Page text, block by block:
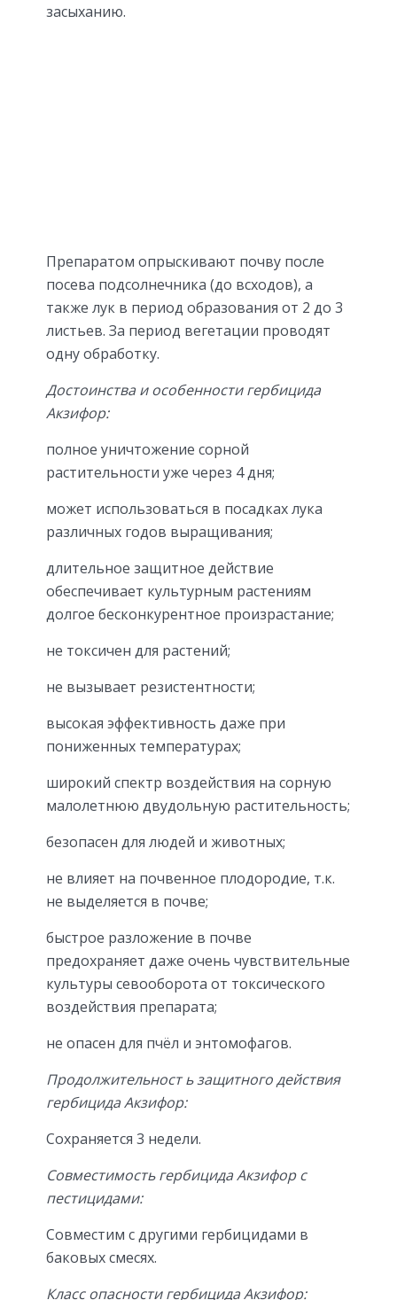
засыханию.
Препаратом опрыскивают почву после
посева подсолнечника (до всходов), а
также лук в период образования от 2 до 3
листьев. За период вегетации проводят
одну обработку.
Достоинства и особенности гербицида
Акзифор:
полное уничтожение сорной
растительности уже через 4 дня;
может использоваться в посадках лука
различных годов выращивания;
длительное защитное действие
обеспечивает культурным растениям
долгое бесконкурентное произрастание;
не токсичен для растений;
не вызывает резистентности;
высокая эффективность даже при
пониженных температурах;
широкий спектр воздействия на сорную
малолетнюю двудольную растительность;
безопасен для людей и животных;
не влияет на почвенное плодородие, т.к.
не выделяется в почве;
быстрое разложение в почве
предохраняет даже очень чувствительные
культуры севооборота от токсического
воздействия препарата;
не опасен для пчёл и энтомофагов.
Продолжительност ь защитного действия
гербицида Акзифор:
Сохраняется 3 недели.
Совместимость гербицида Акзифор с
пестицидами:
Совместим с другими гербицидами в
баковых смесях.
Класс опасности гербицида Акзифор: